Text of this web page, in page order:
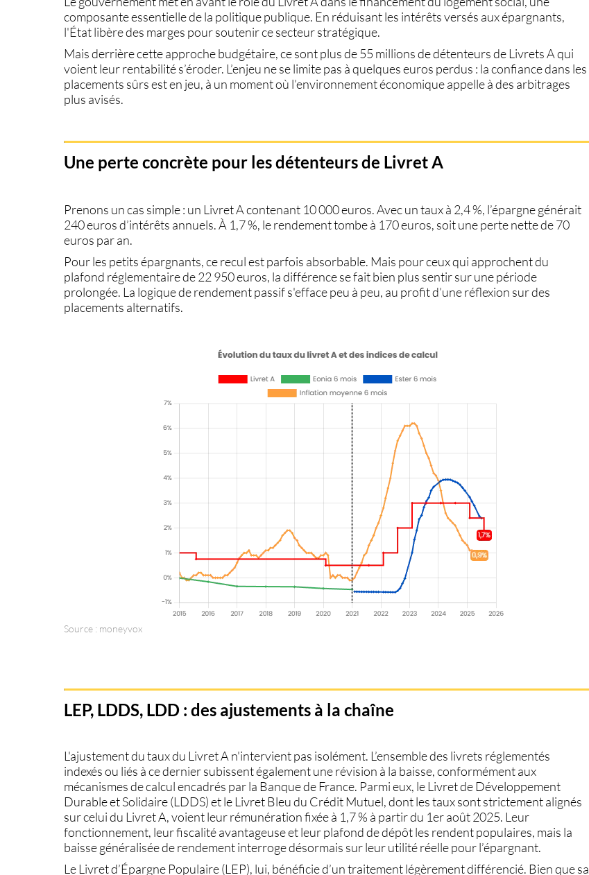
composante essentielle de la politique publique. En réduisant les intérêts versés aux épargnants,
l'État libère des marges pour soutenir ce secteur stratégique.
Mais derrière cette approche budgétaire, ce sontplus de 55 millions de détenteurs de Livrets Aqui
voient leur rentabilité s’éroder. L’enjeu ne se limite pas à quelques euros perdus : la confiance dans les
placements sûrs est en jeu, à un moment où l’environnement économique appelle à des arbitrages
plus avisés.
Une perte concrète pour les détenteurs de Livret A
Prenons un cas simple : un Livret A contenant 10 000 euros. Avec un taux à 2,4 %, l’épargne générait
240 eurosd’intérêts annuels. À 1,7 %, le rendement tombe à 170 euros, soit une perte nette de70
euros par an.
Pour les petits épargnants, ce recul est parfois absorbable. Mais pour ceux qui approchent du
plafond réglementaire de22 950 euros, la différence se fait bien plus sentir sur une période
prolongée. La logique de rendement passifs'efface peu à peu, au profit d’une réflexion sur des
placements alternatifs.
Source : moneyvox
LEP, LDDS, LDD : des ajustements à la chaîne
L'ajustement dutaux du Livret A n'intervient pas isolément. L’ensemble des livrets réglementés
indexés ou liés à ce dernier subissent également une révision à la baisse, conformément aux
mécanismes de calcul encadrés par la Banque de France. Parmi eux, leLivret de Développement
Durable et Solidaire (LDDS)et leLivret Bleudu Crédit Mutuel, dont les taux sont strictement alignés
sur celui du Livret A, voient leur rémunération fixée à 1,7 % à partir du 1er août 2025. Leur
fonctionnement, leur fiscalité avantageuse et leur plafond de dépôt les rendent populaires, mais la
baisse généralisée de rendement interroge désormais sur leur utilité réelle pour l’épargnant.
LeLivret d’Épargne Populaire (LEP), lui, bénéficie d’un traitement légèrement différencié. Bien que sa